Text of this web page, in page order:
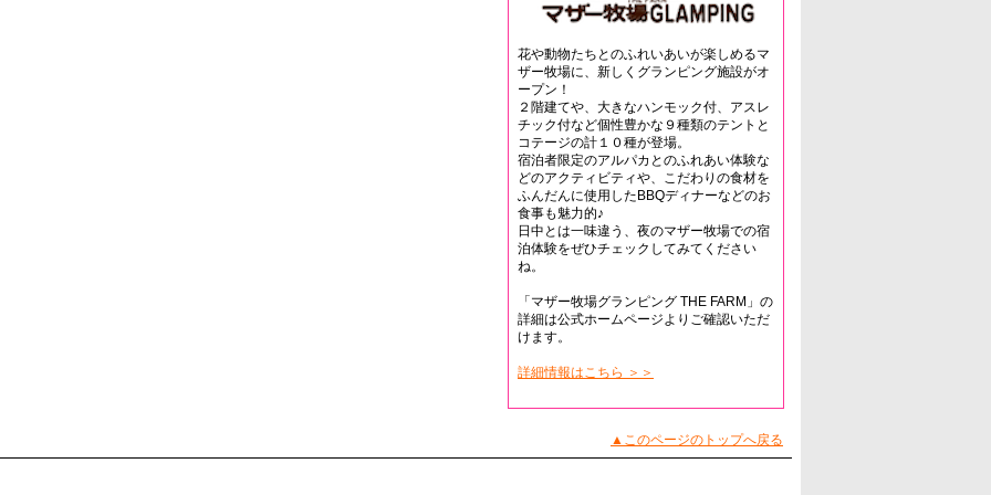
花や動物たちとのふれいあいが楽しめるマ
ザー牧場に、新しくグランピング施設がオ
ープン！
２階建てや、大きなハンモック付、アスレ
チック付など個性豊かな９種類のテントと
コテージの計１０種が登場。
宿泊者限定のアルパカとのふれあい体験な
どのアクティビティや、こだわりの食材を
ふんだんに使用したBBQディナーなどのお
食事も魅力的♪
日中とは一味違う、夜のマザー牧場での宿
泊体験をぜひチェックしてみてください
ね。
「マザー牧場グランピング THE FARM」の
詳細は公式ホームページよりご確認いただ
けます。
詳細情報はこちら ＞＞
▲このページのトップへ戻る